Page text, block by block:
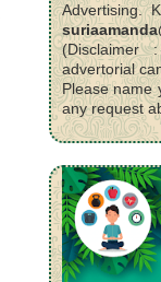
Advertising.
advertorial
Please name
any request